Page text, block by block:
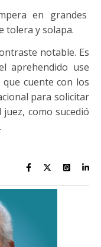
en grandes
tolera y solapa.
notable. Es
aprehendido use
cuente con los
para solicitar
como sucedió